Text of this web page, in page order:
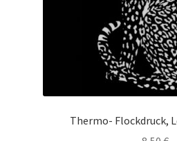
Thermo- Flockdruck,